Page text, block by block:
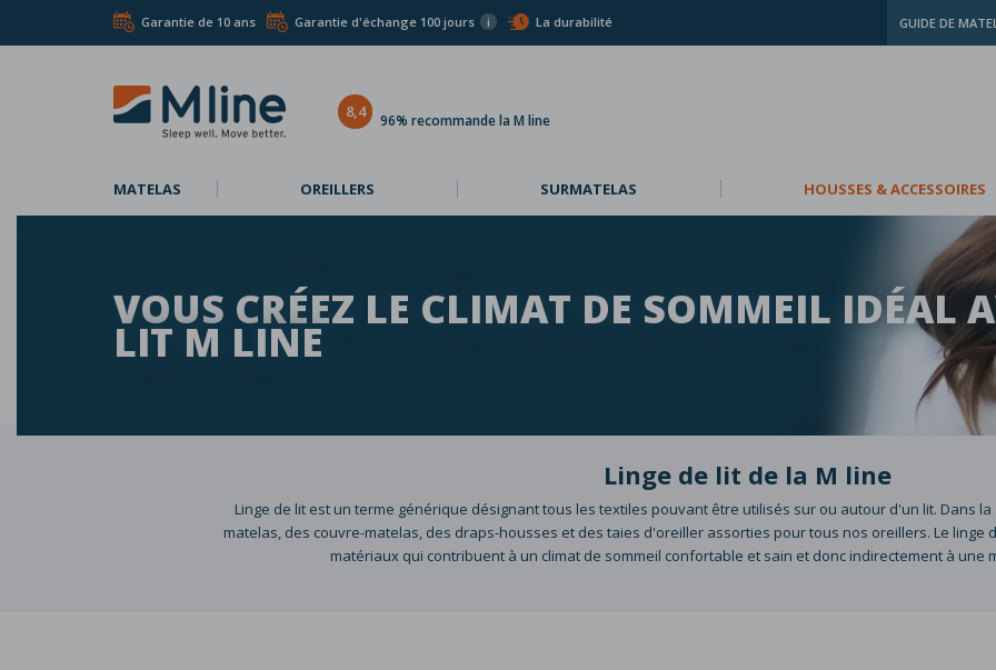
Garantie de 10 ans Garantie d'échange 100 jours i La durabilité GUIDE DE
8,4 96% recommande la M line
MATELAS OREILLERS SURMATELAS HOUSSES & ACCESSOIRES
VOUS CRÉEZ LE CLIMAT DE SOMMEIL IDÉAL
LIT M LINE
Linge de lit de la M line
Linge de lit est un terme générique désignant tous les textiles pouvant être utilisés sur ou autour d'un lit. Dans
matelas, des couvre-matelas, des draps-housses et des taies d'oreiller assorties pour tous nos oreillers. Le linge
matériaux qui contribuent à un climat de sommeil confortable et sain et donc indirectement à une